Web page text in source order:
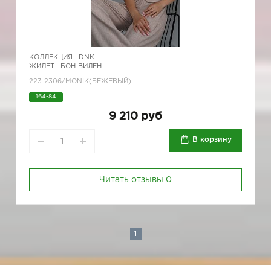
КОЛЛЕКЦИЯ - DNK
ЖИЛЕТ - БОН-ВИЛЕН
223-2306/MONIK(БЕЖЕВЫЙ)
164-84
9 210 руб
В корзину
Читать отзывы 0
1